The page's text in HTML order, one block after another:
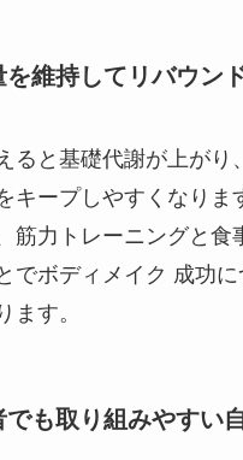
を維持してリバウン
ると基礎代謝が上がり
キープしやすくなりま
筋力トレーニングと食
でボディメイク 成功に
ます。
も取り組みやすい